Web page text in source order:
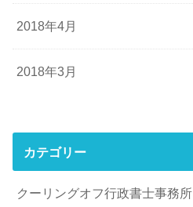
2018年4月
2018年3月
カテゴリー
クーリングオフ行政書士事務所